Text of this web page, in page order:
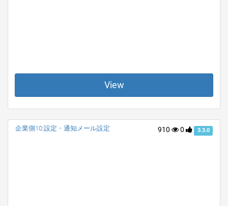
View
910 0 3.3.0
企業側10:設定・通知メール設定